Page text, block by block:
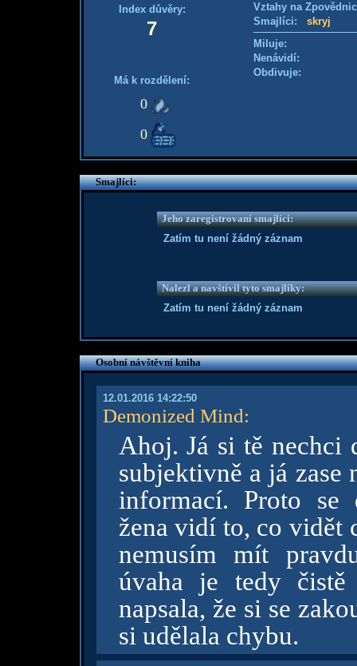
Index důvěry:
7
Má k rozdělení:
0
0
Vztahy na
Smajlíci: skryj
Miluje:
Nenávidí:
Obdivuje:
Smajlíci:
Jeho zaregistrovaní smajlíci:
Zatím tu není žádný záznam
Nalezl a navštívil tyto smajlíky:
Zatím tu není žádný záznam
Osobní návštěvní kniha
12.01.2016 14:22:50
Demonized Mind:
Ahoj. Já si tě nechci
subjektivně a já zase
informací. Proto se
žena vidí to, co vidět
nemusím mít
úvaha je tedy
napsala, že si se
si udělala chybu.